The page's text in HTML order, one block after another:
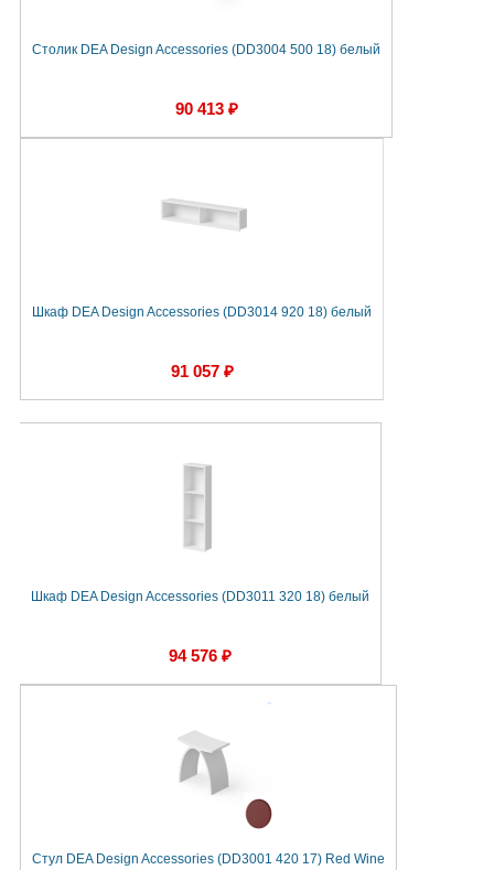
Столик DEA Design Accessories (DD3004 500 18) белый
90 413 ₽
Шкаф DEA Design Accessories (DD3014 920 18) белый
91 057 ₽
Шкаф DEA Design Accessories (DD3011 320 18) белый
94 576 ₽
Стул DEA Design Accessories (DD3001 420 17) Red Wine